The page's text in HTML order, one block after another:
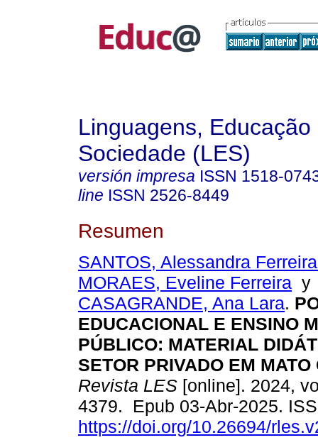
Linguagens, Educação
Sociedade (LES)
versión impresa ISSN 1518-
line ISSN 2526-8449
Resumen
SANTOS, Alessandra
MORAES, Eveline Ferreira y
CASAGRANDE, Ana Lara.
EDUCACIONAL E ENSINO
PÚBLICO: MATERIAL
SETOR PRIVADO EM MATO
Revista LES [online]. 2024,
4379. Epub 03-Abr-2025.
https://doi.org/10.26694/